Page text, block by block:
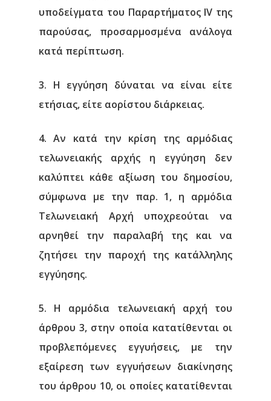
υποδείγματα του Παραρτήματος IV της
παρούσας, προσαρμοσμένα ανάλογα
κατά περίπτωση.
3. Η εγγύηση δύναται να είναι είτε
ετήσιας, είτε αορίστου διάρκειας.
4. Αν κατά την κρίση της αρμόδιας
τελωνειακής αρχής η εγγύηση δεν
καλύπτει κάθε αξίωση του δημοσίου,
σύμφωνα με την παρ. 1, η αρμόδια
Τελωνειακή Αρχή υποχρεούται να
αρνηθεί την παραλαβή της και να
ζητήσει την παροχή της κατάλληλης
εγγύησης.
5. Η αρμόδια τελωνειακή αρχή του
άρθρου 3, στην οποία κατατίθενται οι
προβλεπόμενες εγγυήσεις, με την
εξαίρεση των εγγυήσεων διακίνησης
του άρθρου 10, οι οποίες κατατίθενται